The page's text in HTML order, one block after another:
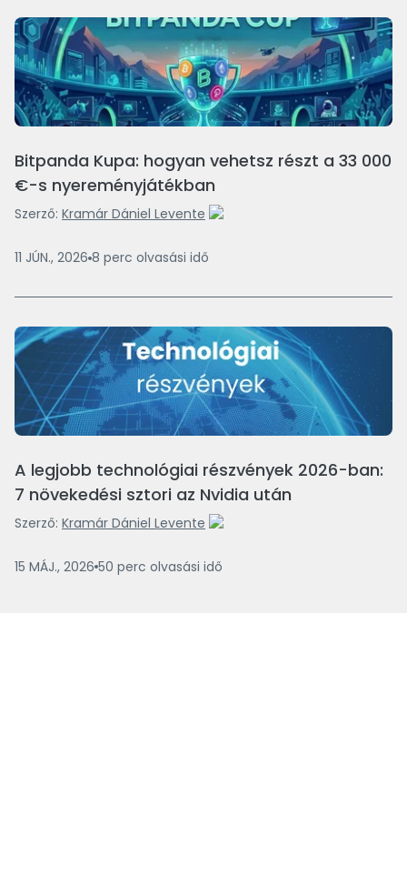
Bitpanda Kupa: hogyan vehetsz részt a 33 000
€-s nyereményjátékban
Szerző: Kramár Dániel Levente
11 JÚN., 2026 8 perc olvasási idő
A legjobb technológiai részvények 2026-ban:
7 növekedési sztori az Nvidia után
Szerző: Kramár Dániel Levente
15 MÁJ., 2026 50 perc olvasási idő